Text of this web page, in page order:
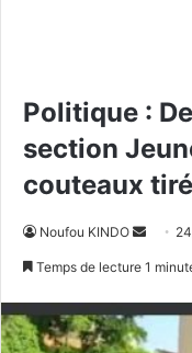
Politique :
section
couteaux
Noufou KINDO
y
Temps de lecture 1